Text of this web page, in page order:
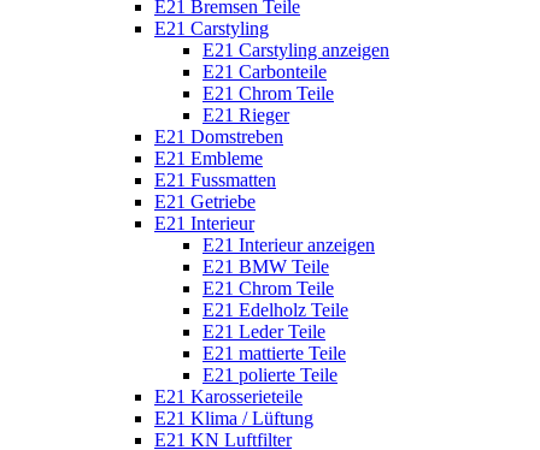
E21 Bremsen Teile
E21 Carstyling
E21 Carstyling anzeigen
E21 Carbonteile
E21 Chrom Teile
E21 Rieger
E21 Domstreben
E21 Embleme
E21 Fussmatten
E21 Getriebe
E21 Interieur
E21 Interieur anzeigen
E21 BMW Teile
E21 Chrom Teile
E21 Edelholz Teile
E21 Leder Teile
E21 mattierte Teile
E21 polierte Teile
E21 Karosserieteile
E21 Klima / Lüftung
E21 KN Luftfilter